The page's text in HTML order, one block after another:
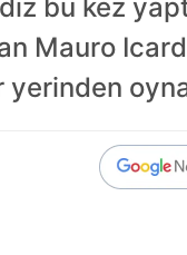
bu kez
Mauro